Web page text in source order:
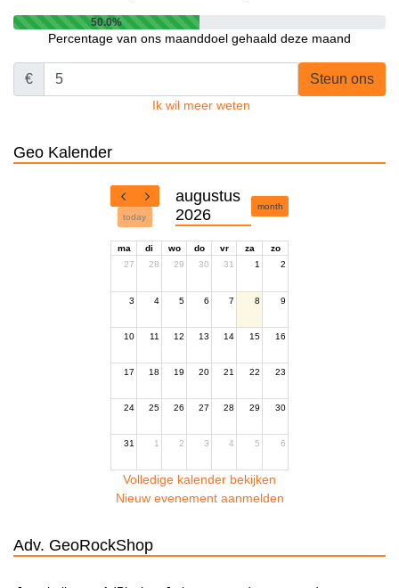
50.0%
Percentage van ons maanddoel gehaald deze maand
€ Steun ons
Ik wil meer weten
Geo Kalender
today
augustus
2026
month
ma di wo do vr za
zo
27
28 29 30 31 1 2
3 4 5 6 7 8 9
10 11 12 13 14 15 16
17 18 19 20 21 22 23
24 25 26 27 28 29 30
31 1 2 3 4 5 6
Volledige kalender bekijken
Nieuw evenement aanmelden
Adv. GeoRockShop